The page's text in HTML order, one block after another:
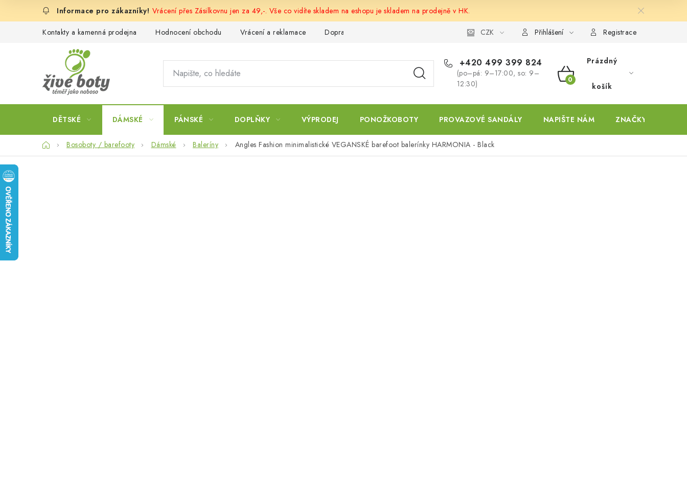
Vrácení přes Zásilkovnu jen za 49,-. Vše co vidíte skladem na eshopu je skladem na prodejně v HK.
Kontakty a kamenná prodejna Hodnocení obchodu Vrácení a reklamace Doprava a platba CZK Přihlášení Registrace
+420 499 399 824
(po–pá: 9–17:00, so: 9–
12:30)
NÁKUPNÍ
KOŠÍK
Prázdný
košík
DĚTSKÉ DÁMSKÉ PÁNSKÉ DOPLŇKY VÝPRODEJ PONOŽKOBOTY PROVAZOVÉ SANDÁLY NAPIŠTE NÁM ZNAČKY
DomůBosoboty / barefooty Dámské Baleríny Angles Fashion minimalistické VEGANSKÉ barefoot balerínky HARMONIA - Black